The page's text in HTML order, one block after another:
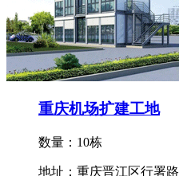
重庆机场扩建工地
数量：10栋
地址：重庆晋江区行署路